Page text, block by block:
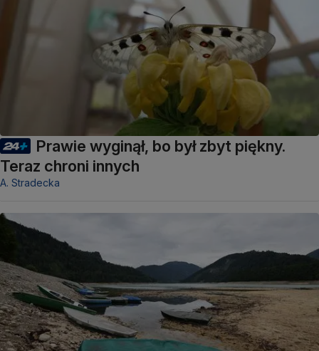
Prawie wyginął, bo był zbyt piękny.
Teraz chroni innych
A. Stradecka